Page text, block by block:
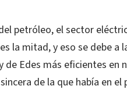
petróleo, el sector
la mitad, y eso se debe a
Edes más eficientes en
de la que había en el